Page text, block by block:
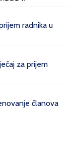
radnika u
za prijem
članova